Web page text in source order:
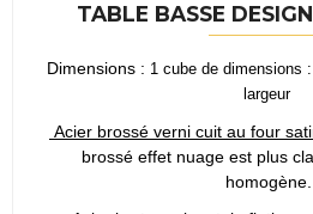
TABLE BASSE
Dimensions : 1 cube de dimensions
largeur
Acier brossé verni cuit au four
brossé effet nuage est plus
homogène.